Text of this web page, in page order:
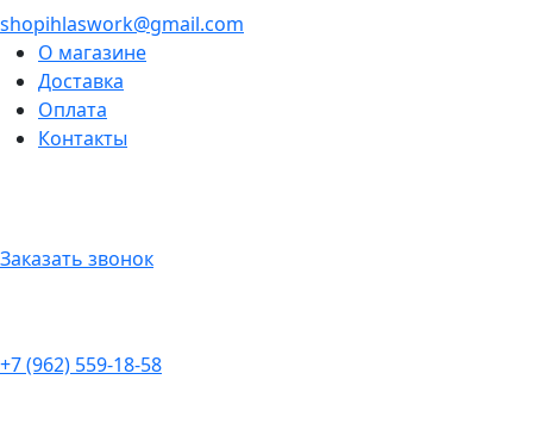
shopihlaswork@gmail.com
О магазине
Доставка
Оплата
Контакты
Заказать звонок
+7 (962) 559-18-58